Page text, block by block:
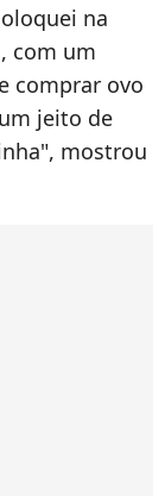
na
com um
comprar ovo
jeito de
mostrou